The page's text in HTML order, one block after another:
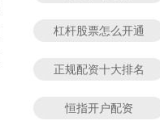
杠杆股票怎么开通
正规配资十大排名
恒指开户配资